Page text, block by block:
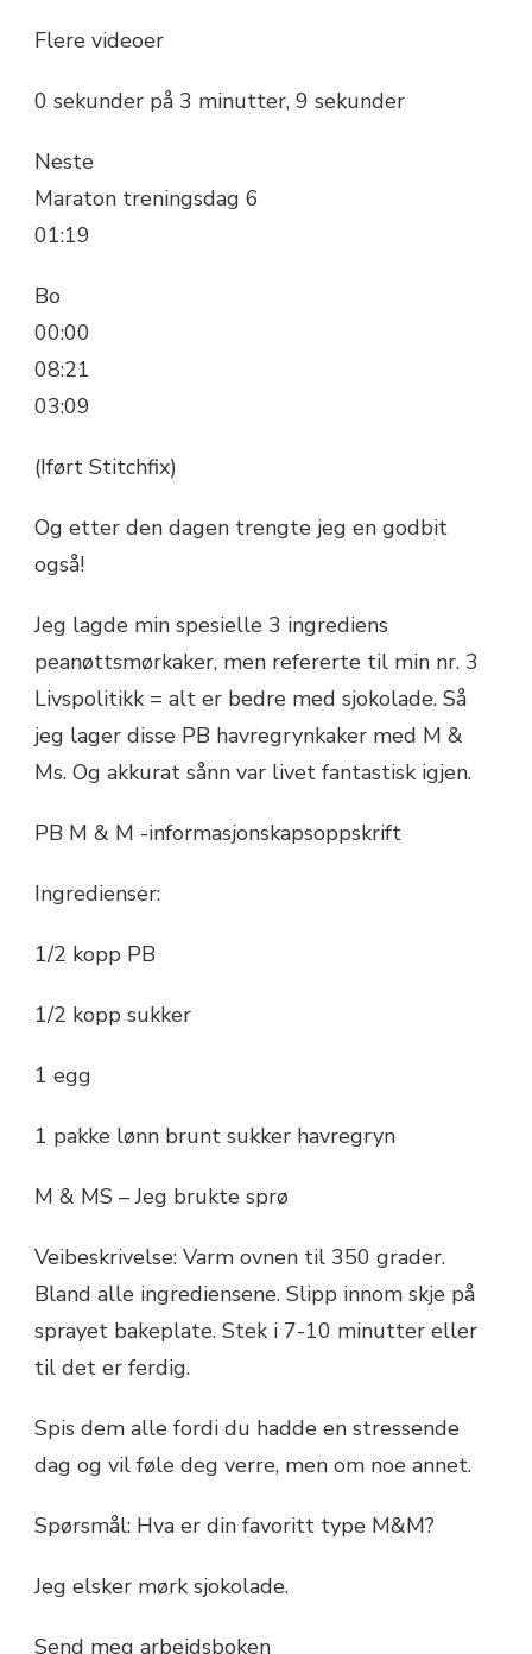
Flere videoer
0 sekunder på 3 minutter, 9 sekunder
Neste
Maraton treningsdag 6
01:19
Bo
00:00
08:21
03:09
(Iført Stitchfix)
Og etter den dagen trengte jeg en godbit
også!
Jeg lagde min spesielle 3 ingrediens
peanøttsmørkaker, men refererte til min nr. 3
Livspolitikk = alt er bedre med sjokolade. Så
jeg lager disse PB havregrynkaker med M &
Ms. Og akkurat sånn var livet fantastisk igjen.
PB M & M -informasjonskapsoppskrift
Ingredienser:
1/2 kopp PB
1/2 kopp sukker
1 egg
1 pakke lønn brunt sukker havregryn
M & MS – Jeg brukte sprø
Veibeskrivelse: Varm ovnen til 350 grader.
Bland alle ingrediensene. Slipp innom skje på
sprayet bakeplate. Stek i 7-10 minutter eller
til det er ferdig.
Spis dem alle fordi du hadde en stressende
dag og vil føle deg verre, men om noe annet.
Spørsmål: Hva er din favoritt type M&M?
Jeg elsker mørk sjokolade.
Send meg arbeidsboken